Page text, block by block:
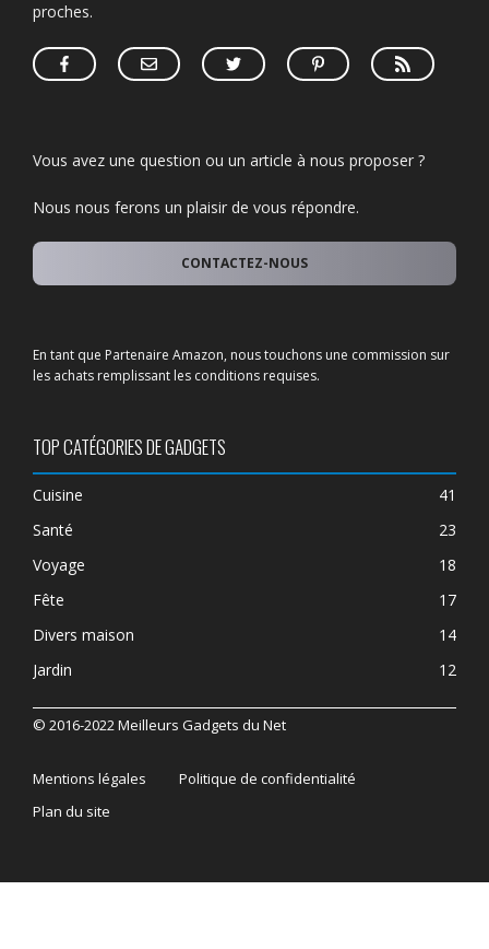
proches.
Vous avez une question ou un article à nous proposer ?
Nous nous ferons un plaisir de vous répondre.
CONTACTEZ-NOUS
En tant que Partenaire Amazon, nous touchons une commission sur
les achats remplissant les conditions requises.
TOP CATÉGORIES DE GADGETS
Cuisine
41
Santé
23
Voyage
18
Fête
17
Divers maison
14
Jardin
12
© 2016-2022 Meilleurs Gadgets du Net
Mentions légales
Politique de confidentialité
Plan du site